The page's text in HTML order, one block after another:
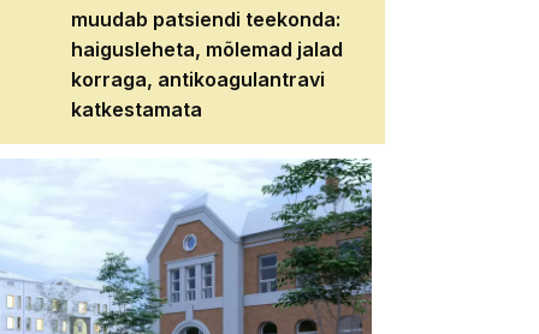
muudab patsiendi teekonda:
haigusleheta, mõlemad jalad
korraga, antikoagulantravi
katkestamata